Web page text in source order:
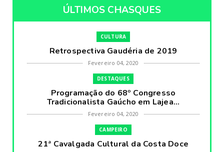
ÚLTIMOS CHASQUES
CULTURA
Retrospectiva Gaudéria de 2019
Fevereiro 04, 2020
DESTAQUES
Programação do 68º Congresso
Tradicionalista Gaúcho em Lajea...
Fevereiro 04, 2020
CAMPEIRO
21ª Cavalgada Cultural da Costa Doce